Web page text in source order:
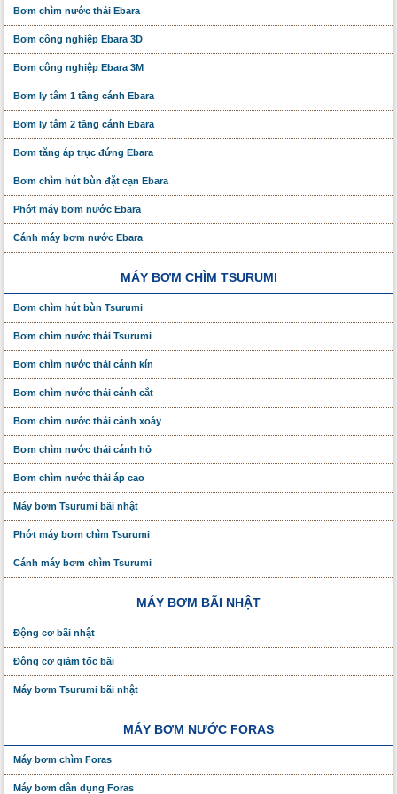
Bơm chìm nước thải Ebara
Bơm công nghiệp Ebara 3D
Bơm công nghiệp Ebara 3M
Bơm ly tâm 1 tầng cánh Ebara
Bơm ly tâm 2 tầng cánh Ebara
Bơm tăng áp trục đứng Ebara
Bơm chìm hút bùn đặt cạn Ebara
Phớt máy bơm nước Ebara
Cánh máy bơm nước Ebara
MÁY BƠM CHÌM TSURUMI
Bơm chìm hút bùn Tsurumi
Bơm chìm nước thải Tsurumi
Bơm chìm nước thải cánh kín
Bơm chìm nước thải cánh cắt
Bơm chìm nước thải cánh xoáy
Bơm chìm nước thải cánh hở
Bơm chìm nước thải áp cao
Máy bơm Tsurumi bãi nhật
Phớt máy bơm chìm Tsurumi
Cánh máy bơm chìm Tsurumi
MÁY BƠM BÃI NHẬT
Động cơ bãi nhật
Động cơ giảm tốc bãi
Máy bơm Tsurumi bãi nhật
MÁY BƠM NƯỚC FORAS
Máy bơm chìm Foras
Máy bơm dân dụng Foras